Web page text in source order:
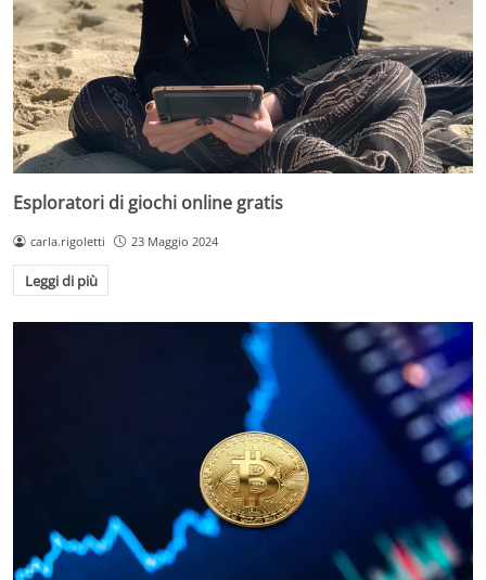
Esploratori di giochi online gratis
carla.rigoletti 23 Maggio 2024
Leggi di più